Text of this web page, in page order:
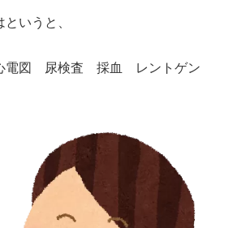
いうと、
図 尿検査 採血 レントゲン